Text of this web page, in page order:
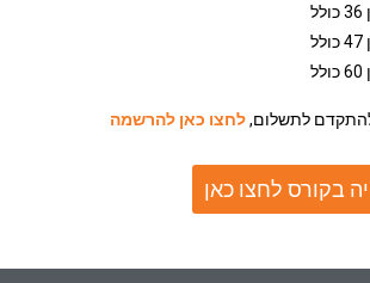
לתשלום,לחצו כאן להרשמה
בקורס לחצו כאן